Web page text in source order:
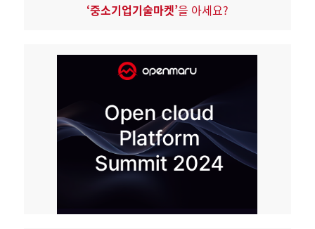
‘중소기업기술마켓’을 아세요?